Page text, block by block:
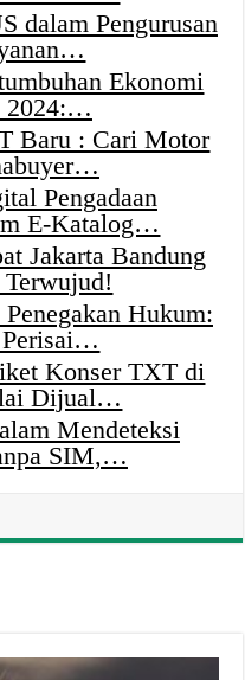
dalam Pengurusan
Ekonomi
2024:…
Baru : Cari Motor
Pengadaan
E-Katalog…
Jakarta Bandung
Terwujud!
Hukum:
Perisai…
Konser TXT di
Dijual…
Mendeteksi
SIM,…